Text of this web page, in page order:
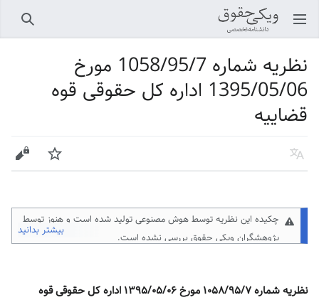
باز کردن منو اصلی جستجو
نظریه شماره 1058/95/7 مورخ
1395/05/06 اداره کل حقوقی قوه
قضاییه
زبان پیگیری ویرایش
بیشتر بدانید
چکیده این نظریه توسط هوش مصنوعی تولید شده است و هنوز توسط
پژوهشگران ویکی حقوقبررسی نشده است.
نظریه شماره ۱۰۵۸/۹۵/۷ مورخ ۱۳۹۵/۰۵/۰۶ اداره کل حقوقی قوه